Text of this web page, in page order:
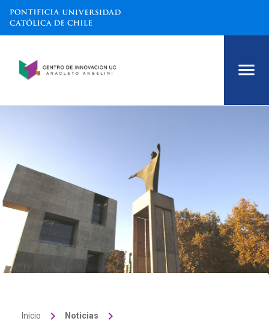
Inicio keyboard_arrow_right Noticias keyboard_arrow_right